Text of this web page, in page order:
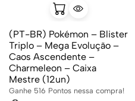
(PT-BR) Pokémon – Blister
Triplo – Mega Evolução –
Caos Ascendente –
Charmeleon – Caixa
Mestre (12un)
Ganhe 516 Pontos nessa compra!